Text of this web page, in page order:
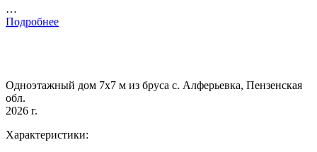
…
Подробнее
Одноэтажный дом 7х7 м из бруса с. Алферьевка, Пензенская
обл.
2026 г.
Характеристики: